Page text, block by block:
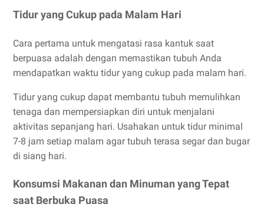
Tidur yang Cukup pada Malam Hari
Cara pertama untuk mengatasi rasa kantuk saat
berpuasa adalah dengan memastikan tubuh Anda
mendapatkan waktu tidur yang cukup pada malam hari.
Tidur yang cukup dapat membantu tubuh memulihkan
tenaga dan mempersiapkan diri untuk menjalani
aktivitas sepanjang hari. Usahakan untuk tidur minimal
7-8 jam setiap malam agar tubuh terasa segar dan bugar
di siang hari.
Konsumsi Makanan dan Minuman yang Tepat
saat Berbuka Puasa